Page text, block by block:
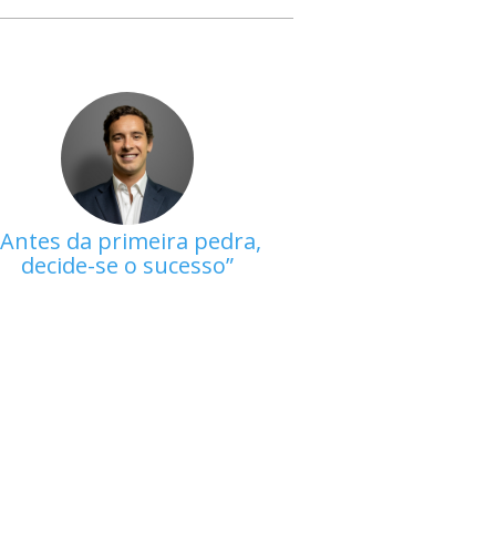
Antes da primeira pedra,
decide-se o sucesso